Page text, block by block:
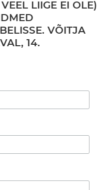
LIIGE EI OLE)
VÕITJA
14.